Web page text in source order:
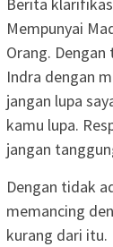
Mempunyai
Orang.
Indra dengan
jangan lupa
kamu lupa.
jangan
Dengan tidak
memancing
kurang dari itu.